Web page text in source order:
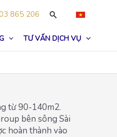
865 206
TƯ VẤN DỊCH VỤ
từ 90-140m2.
bên sông Sài
hoàn thành vào